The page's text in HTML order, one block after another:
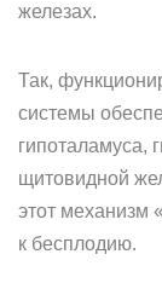
железах.
Так,
системы
гипоталамуса,
щитовидной
этот механизм
к бесплодию.